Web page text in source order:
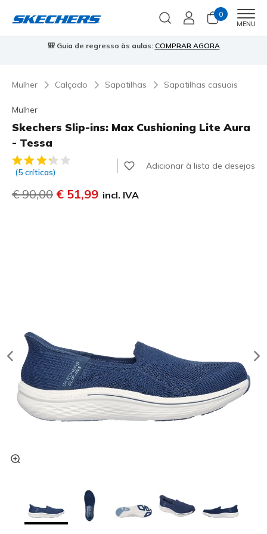
0
MENU
Skechers VIP: 45 dias de devolução para membrosInscreve-te
Mulher Calçado Sapatilhas Sapatilhas casuais
Mulher
Skechers Slip-ins: Max Cushioning Lite Aura
- Tessa
4$2 de 5 – Classificação do cliente
(5 críticas)
Adicionar à lista de desejos
Preço com desconto de
€ 90,00 para
€ 51,99 incl. IVA